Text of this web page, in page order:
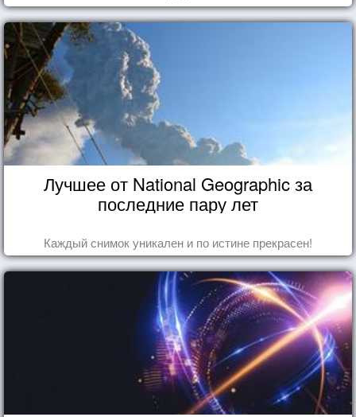
Лучшее от National Geographic за
последние пару лет
Каждый снимок уникален и по истине прекрасен!